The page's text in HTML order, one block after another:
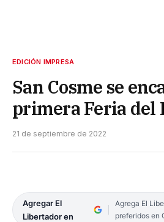
EDICIÓN IMPRESA
San Cosme se
primera Feria del
21 de septiembre de 2022
Agregar El
Libertador en
Agrega El
preferidos en